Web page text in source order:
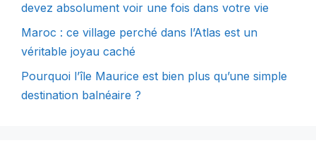
devez absolument voir une fois dans votre vie
Maroc : ce village perché dans l’Atlas est un
véritable joyau caché
Pourquoi l’île Maurice est bien plus qu’une simple
destination balnéaire ?